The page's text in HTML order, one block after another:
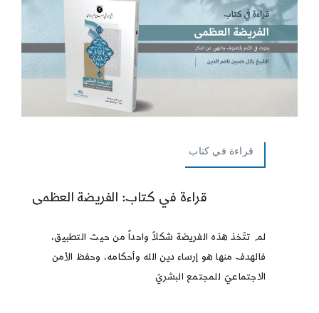
قراءة في كتاب
قراءة في كتاب: الفريضة العظمى
لم تتّخذ هذه الفريضة شكلاً واحداً من حيث التطبيق،
فالهدف منها هو إرساء دين الله وأحكامه، وحفظ الأمن
الاجتماعيّ للمجتمع البشريّ